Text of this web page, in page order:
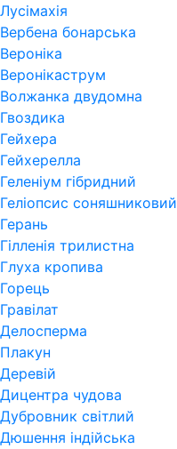
Лусімахія
Вербена бонарська
Вероніка
Веронікаструм
Волжанка двудомна
Гвоздика
Гейхера
Гейхерелла
Геленіум гібридний
Геліопсис соняшниковий
Герань
Гiлленiя трилистна
Глуха кропива
Горець
Гравілат
Делосперма
Плакун
Деревій
Дицентра чудова
Дубровник світлий
Дюшення індійська